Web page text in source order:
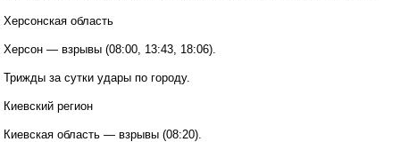
Херсонская область
Херсон — взрывы (08:00, 13:43, 18:06).
Трижды за сутки удары по городу.
Киевский регион
Киевская область — взрывы (08:20).